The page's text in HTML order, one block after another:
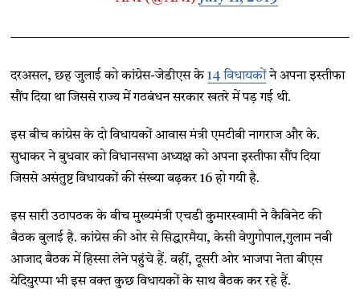
दरअसल, छह जुलाई को कांग्रेस-जेडीएस के14 विधायकोंने अपना इस्तीफा
सौंप दिया था जिससे राज्य में गठबंधन सरकार खतरे में पड़ गई थी.
इस बीच कांग्रेस के दो विधायकों आवास मंत्री एमटीबी नागराज और के.
सुधाकर ने बुधवार को विधानसभा अध्यक्ष को अपना इस्तीफा सौंप दिया
जिससे असंतुष्ट विधायकों की संख्या बढ़कर 16 हो गयी है.
इस सारी उठापठक के बीच मुख्यमंत्री एचडी कुमारस्वामी ने कैबिनेट की
बैठक बुलाई है. कांग्रेस की ओर से सिद्धारमैया, केसी वेणुगोपाल,गुलाम नबी
आजाद बैठक में हिस्सा लेने पहुंचे हैं. वहीं, दूसरी ओर भाजपा नेता बीएस
येदियुरप्पा भी इस वक्त कुछ विधायकों के साथ बैठक कर रहे हैं.